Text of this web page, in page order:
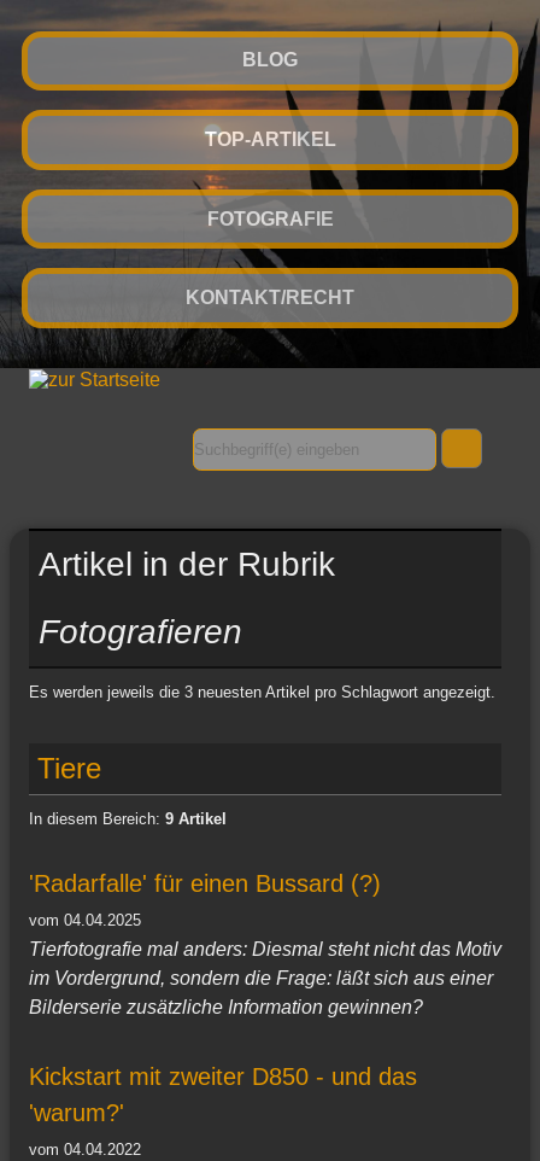
BLOG
TOP-ARTIKEL
FOTOGRAFIE
KONTAKT/RECHT
Artikel in der Rubrik
Fotografieren
Es werden jeweils die 3 neuesten Artikel pro Schlagwort angezeigt.
Tiere
In diesem Bereich: 9 Artikel
'Radarfalle' für einen Bussard (?)
vom 04.04.2025
Tierfotografie mal anders: Diesmal steht nicht das Motiv
im Vordergrund, sondern die Frage: läßt sich aus einer
Bilderserie zusätzliche Information gewinnen?
Kickstart mit zweiter D850 - und das
'warum?'
vom 04.04.2022